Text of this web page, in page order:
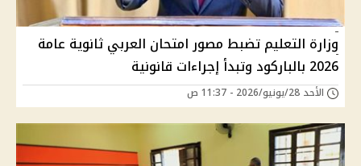
وزارة التعليم تضبط مصور امتحان العربي ثانوية عامة
2026 بالباركود وتبدأ إجراءات قانونية
الأحد 28/يونيو/2026 - 11:37 ص